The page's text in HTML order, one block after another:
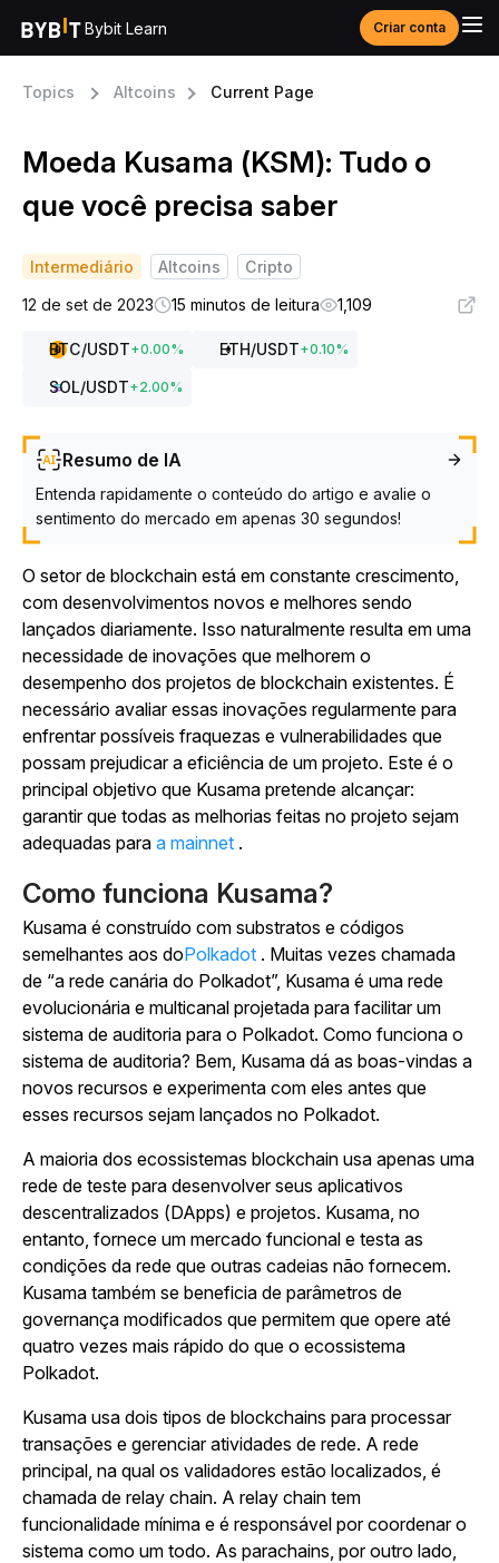
Bybit Learn Criar conta
Topics Altcoins Current Page
Moeda Kusama (KSM): Tudo o
que você precisa saber
Intermediário Altcoins
Cripto
12 de set de 2023
15 minutos de leitura 1,109
BTC/USDT+0.00% ETH/USDT+0.10%
SOL/USDT+2.00%
Resumo de IA
Entenda rapidamente o conteúdo do artigo e avalie o
sentimento do mercado em apenas 30 segundos!
O setor de blockchain está em constante crescimento,
com desenvolvimentos novos e melhores sendo
lançados diariamente. Isso naturalmente resulta em uma
necessidade de inovações que melhorem o
desempenho dos projetos de blockchain existentes. É
necessário avaliar essas inovações regularmente para
enfrentar possíveis fraquezas e vulnerabilidades que
possam prejudicar a eficiência de um projeto. Este é o
principal objetivo que Kusama pretende alcançar:
garantir que todas as melhorias feitas no projeto sejam
adequadas para a mainnet .
Como funciona Kusama?
Kusama é construído com substratos e códigos
semelhantes aos doPolkadot . Muitas vezes chamada
de “a rede canária do Polkadot”, Kusama é uma rede
evolucionária e multicanal projetada para facilitar um
sistema de auditoria para o Polkadot. Como funciona o
sistema de auditoria? Bem, Kusama dá as boas-vindas a
novos recursos e experimenta com eles antes que
esses recursos sejam lançados no Polkadot.
A maioria dos ecossistemas blockchain usa apenas uma
rede de teste para desenvolver seus aplicativos
descentralizados (DApps) e projetos. Kusama, no
entanto, fornece um mercado funcional e testa as
condições da rede que outras cadeias não fornecem.
Kusama também se beneficia de parâmetros de
governança modificados que permitem que opere até
quatro vezes mais rápido do que o ecossistema
Polkadot.
Kusama usa dois tipos de blockchains para processar
transações e gerenciar atividades de rede. A rede
principal, na qual os validadores estão localizados, é
chamada de relay chain. A relay chain tem
funcionalidade mínima e é responsável por coordenar o
sistema como um todo. As parachains, por outro lado,